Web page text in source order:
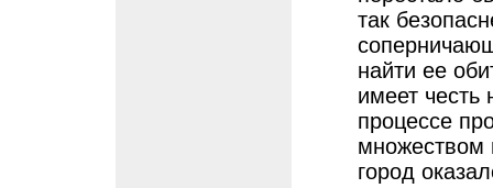
так
найти ее
имеет честь
процессе
множеством
город